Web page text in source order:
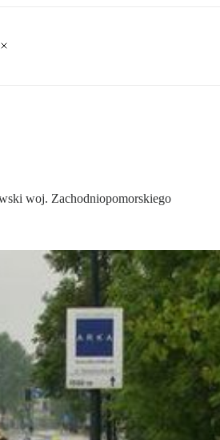
woj. Zachodniopomorskiego